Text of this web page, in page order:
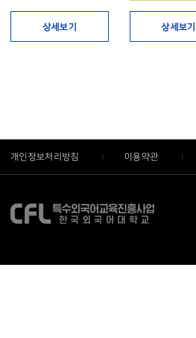
상세보기 상세보기
개인정보처리방침 이용약관